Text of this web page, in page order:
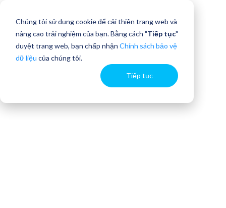
Chúng tôi sử dụng cookie để cải thiện trang web và
nâng cao trải nghiệm của bạn. Bằng cách "Tiếp tục"
duyệt trang web, bạn chấp nhận Chính sách bảo vệ
dữ liệu của chúng tôi.
Tiếp tục